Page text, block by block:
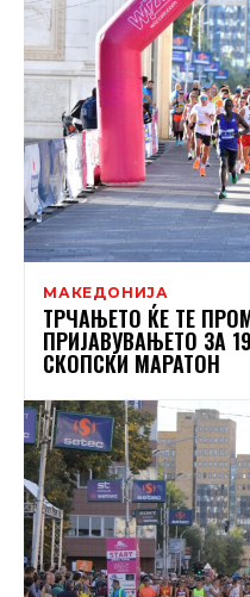
МАКЕДОНИЈА
ТРЧАЊЕТО ЌЕ ТЕ
ПРИЈАВУВАЊЕТО ЗА
СКОПСКИ МАРАТОН